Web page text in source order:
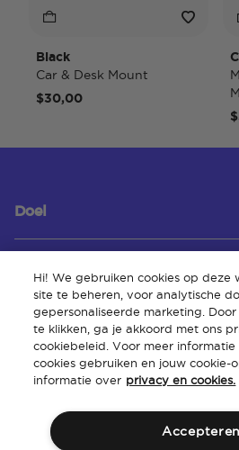
Black
Car & Desk Mount
$30,00
Doel
Klantenservice
Over
Hi! We gebruiken cookies op deze
site te beheren, voor analytische
gepersonaliseerde marketing.
te klikken, ga je akkoord met ons
cookiebeleid. Voor meer informatie
cookies gebruiken en jouw cookie-
informatie over privacy en cookies.
Accepteren